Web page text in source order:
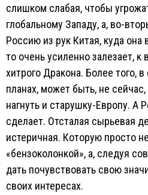
слишком слабая, чтобы
глобальному Западу, а, во-
Россию из рук Китая, куда
то очень усиленно залезает,
хитрого Дракона. Более того, в
планах, может быть, не
нагнуть и старушку-Европу. А
сделает. Отсталая сырьевая
истеричная. Которую просто
«бензоколонкой», а, следуя
дать почувствовать свою
своих интересах.